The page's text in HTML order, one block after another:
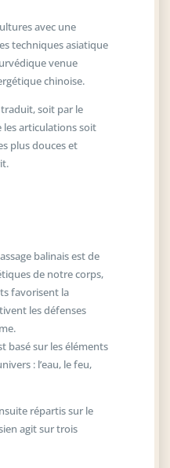
avec une
techniques asiatique
venue
chinoise.
soit par le
les articulations soit
plus douces et
balinais est de
de notre corps,
favorisent la
les défenses
basé sur les éléments
: l’eau, le feu,
répartis sur le
agit sur trois